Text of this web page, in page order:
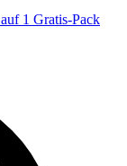
1 Gratis-Pack